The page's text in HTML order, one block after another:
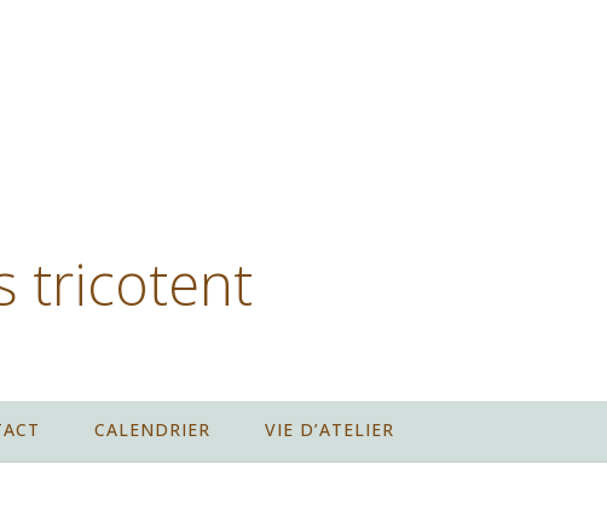
tricotent
CALENDRIER VIE D’ATELIER